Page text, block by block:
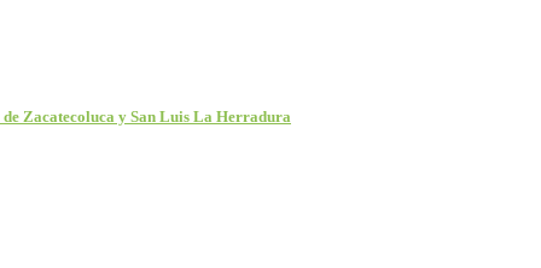
Zacatecoluca y San Luis La Herradura